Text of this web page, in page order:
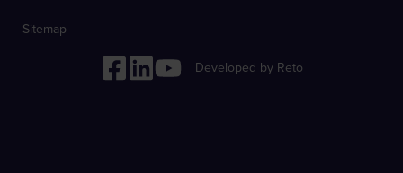
Sitemap
Developed by Reto